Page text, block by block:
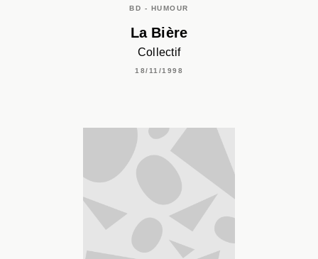
BD - HUMOUR
La Bière
Collectif
18/11/1998